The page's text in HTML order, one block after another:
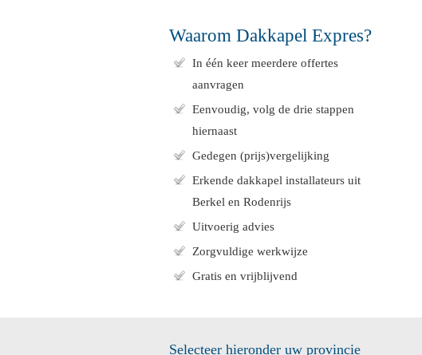
Waarom Dakkapel Expres?
In één keer meerdere offertes
aanvragen
Eenvoudig, volg de drie stappen
hiernaast
Gedegen (prijs)vergelijking
Erkende dakkapel installateurs uit
Berkel en Rodenrijs
Uitvoerig advies
Zorgvuldige werkwijze
Gratis en vrijblijvend
Selecteer hieronder uw provincie